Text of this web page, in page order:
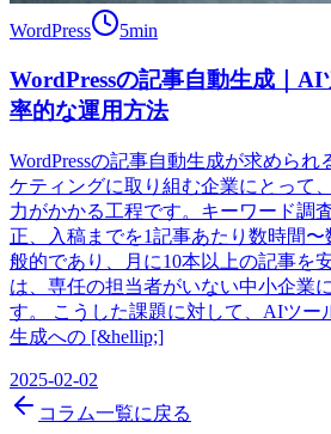
WordPress 5min
WordPressの記事自動生成｜
率的な運用方法
WordPressの記事自動生成が求めら
ケティングに取り組む企業にとって
力がかかる工程です。キーワード調
正、入稿までを1記事あたり数時間
般的であり、月に10本以上の記事を
は、専任の担当者がいない中小企業
す。 こうした課題に対して、AIツー
生成への [&hellip;]
2025-02-02
コラム一覧に戻る